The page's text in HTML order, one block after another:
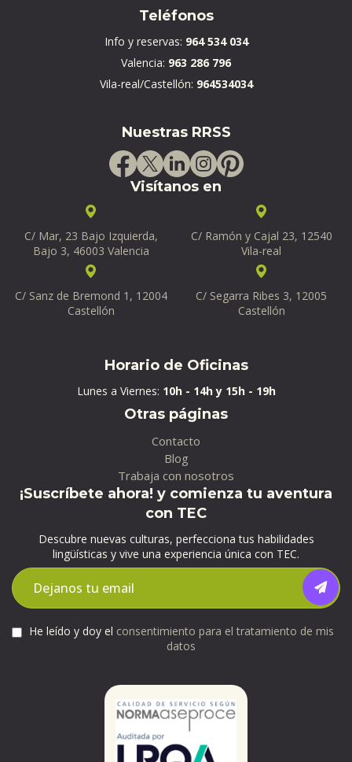
Teléfonos
Info y reservas: 964 534 034
Valencia: 963 286 796
Vila-real/Castellón: 964534034
Nuestras RRSS
Visítanos en
C/ Mar, 23 Bajo Izquierda,
Bajo 3, 46003 Valencia
C/ Ramón y Cajal 23, 12540
Vila-real
C/ Sanz de Bremond 1, 12004
Castellón
C/ Segarra Ribes 3, 12005
Castellón
Horario de Oficinas
Lunes a Viernes: 10h - 14h y 15h - 19h
Otras páginas
Contacto
Blog
Trabaja con nosotros
¡Suscríbete ahora! y comienza tu aventura
con TEC
Descubre nuevas culturas, perfecciona tus habilidades
lingüísticas y vive una experiencia única con TEC.
He leído y doy el consentimiento para el tratamiento de mis
datos